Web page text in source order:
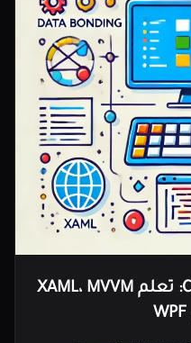
دورة شاملة في WPF و #C: تعلم XAML، MVVM